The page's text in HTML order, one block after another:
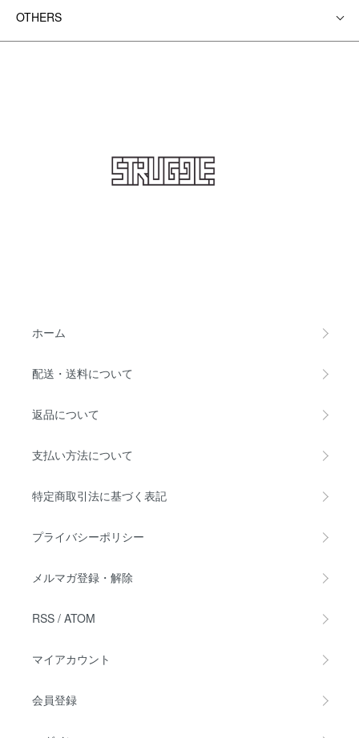
OTHERS
ホーム
配送・送料について
返品について
支払い方法について
特定商取引法に基づく表記
プライバシーポリシー
メルマガ登録・解除
RSS / ATOM
マイアカウント
会員登録